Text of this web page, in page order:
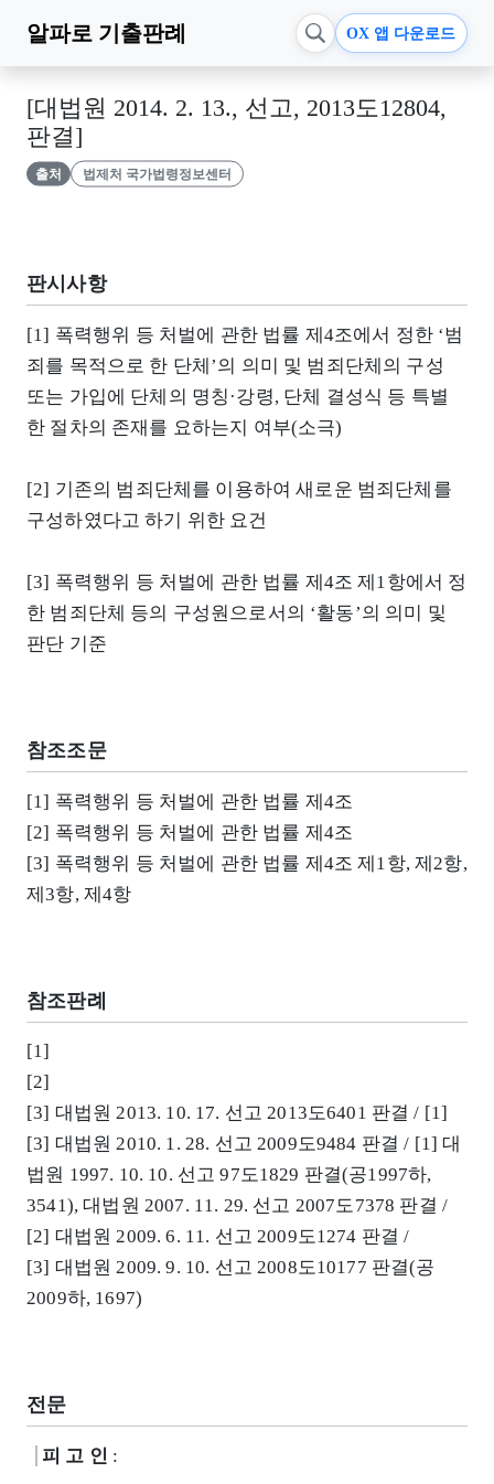
알파로 기출판례 OX 앱 다운로드
[대법원 2014. 2. 13., 선고, 2013도12804,
판결]
출처 법제처 국가법령정보센터
판시사항
[1] 폭력행위 등 처벌에 관한 법률 제4조에서 정한 ‘범
죄를 목적으로 한 단체’의 의미 및 범죄단체의 구성
또는 가입에 단체의 명칭·강령, 단체 결성식 등 특별
한 절차의 존재를 요하는지 여부(소극)
[2] 기존의 범죄단체를 이용하여 새로운 범죄단체를
구성하였다고 하기 위한 요건
[3] 폭력행위 등 처벌에 관한 법률 제4조 제1항에서 정
한 범죄단체 등의 구성원으로서의 ‘활동’의 의미 및
판단 기준
참조조문
[1] 폭력행위 등 처벌에 관한 법률 제4조
[2] 폭력행위 등 처벌에 관한 법률 제4조
[3] 폭력행위 등 처벌에 관한 법률 제4조 제1항, 제2항,
제3항, 제4항
참조판례
[1]
[2]
[3] 대법원 2013. 10. 17. 선고 2013도6401 판결 / [1]
[3] 대법원 2010. 1. 28. 선고 2009도9484 판결 / [1] 대
법원 1997. 10. 10. 선고 97도1829 판결(공1997하,
3541), 대법원 2007. 11. 29. 선고 2007도7378 판결 /
[2] 대법원 2009. 6. 11. 선고 2009도1274 판결 /
[3] 대법원 2009. 9. 10. 선고 2008도10177 판결(공
2009하, 1697)
전문
피 고 인 :